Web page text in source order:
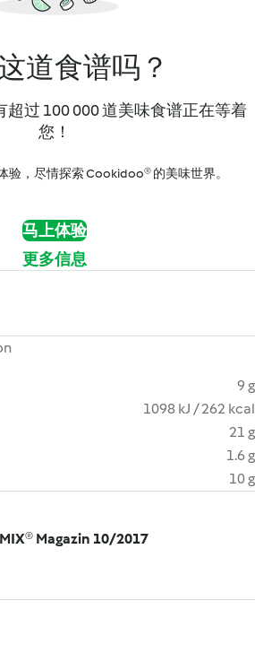
道食谱吗？
超过 100 000 道美味食谱正在等着
您！
验，尽情探索 Cookidoo® 的美味世界。
马上体验
更多信息
9 g
1098 kJ / 262 kcal
21 g
1.6 g
10 g
Magazin 10/2017